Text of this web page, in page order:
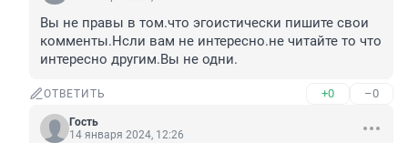
Вы не правы в том.что эгоистически пишите свои
комменты.Нсли вам не интересно.не читайте то что
интересно другим.Вы не одни.
ОТВЕТИТЬ +0 –0
Гость
14 января 2024, 12:26